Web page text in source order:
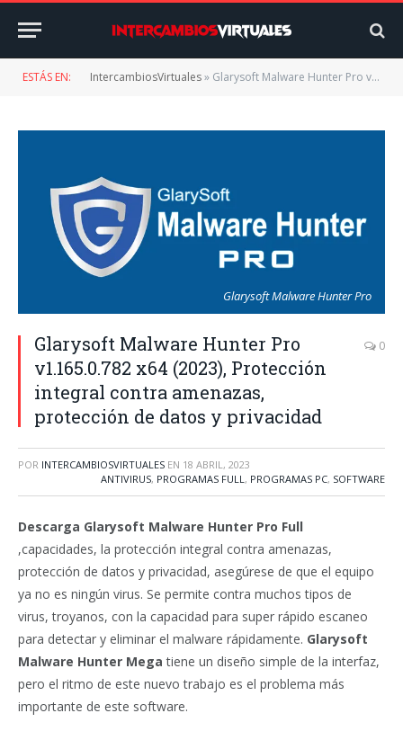
ESTÁS EN: IntercambiosVirtuales» Glarysoft Malware Hunter Pro v1.165.0.782 x64 (2023), Protección integral contra amenazas, protección de datos y privacidad
Glarysoft Malware Hunter Pro
Glarysoft Malware Hunter Pro
v1.165.0.782 x64 (2023), Protección
integral contra amenazas,
protección de datos y privacidad
0
POR INTERCAMBIOSVIRTUALES EN 18 ABRIL, 2023
ANTIVIRUS, PROGRAMAS FULL, PROGRAMAS PC, SOFTWARE
Descarga Glarysoft Malware Hunter Pro Full
,capacidades, la protección integral contra amenazas,
protección de datos y privacidad, asegúrese de que el equipo
ya no es ningún virus. Se permite contra muchos tipos de
virus, troyanos, con la capacidad para super rápido escaneo
para detectar y eliminar el malware rápidamente. Glarysoft
Malware Hunter Mega tiene un diseño simple de la interfaz,
pero el ritmo de este nuevo trabajo es el problema más
importante de este software.